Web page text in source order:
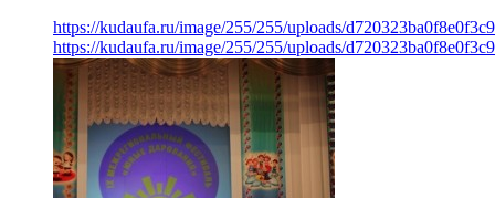
https://kudaufa.ru/image/255/255/uploads/
https://kudaufa.ru/image/255/255/uploads/